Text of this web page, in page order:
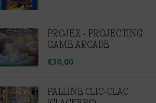
PROJEX - PROJECTING
GAME ARCADE
€30,00
PALLINE CLIC-CLAC